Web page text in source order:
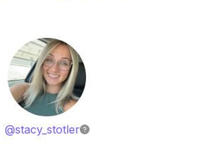
@stacy_stotler